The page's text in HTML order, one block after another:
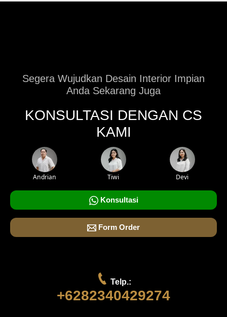
Segera Wujudkan Desain Interior Impian
Anda Sekarang Juga
KONSULTASI DENGAN CS
KAMI
Andrian Tiwi Devi
Konsultasi
Form Order
Telp.:
+6282340429274